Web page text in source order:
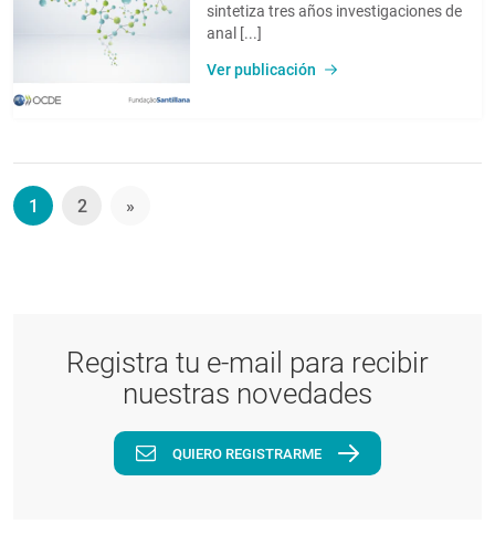
sintetiza tres años investigaciones de
anal [...]
Ver publicación
1 2 »
Registra tu e-mail para recibir
nuestras novedades
QUIERO REGISTRARME